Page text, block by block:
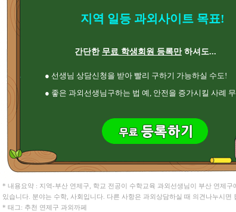
지역 일등 과외사이트 목표!
간단한 무료 학생회원 등록만하셔도...
● 선생님 상담신청을 받아 빨리 구하기 가능하실 수도!
● 좋은 과외선생님구하는 법 예, 안전을 증가시킬 사례
* 내용요약 : 지역-부산 연제구, 학교 전공이 수학교육 과외선생님이 부산 연제구
있습니다. 분야는 수학, 사회입니다. 다른 사항은 과외상담하실 때 의견나누시면
* 태그: 추천 연제구 과외까페